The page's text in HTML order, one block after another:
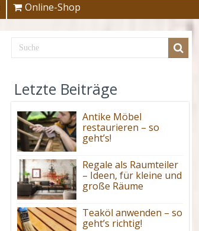
Online-Shop
Letzte Beiträge
Antike Möbel
restaurieren – so
geht’s!
Regale als Raumteiler
– Ideen, für kleine und
große Räume
Teaköl anwenden – so
geht’s richtig!